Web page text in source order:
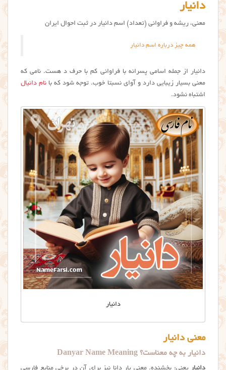
دانیار
معنی، ریشه و فراوانی (تعداد) اسم دانیار در ثبت احوال ایران
همه چیز درباره اسم دانیار
دانیار از جمله اسامی پسرانه با فراوانی کم با حرف د هست. نامی که
معنی بسیار زیبایی دارد و آوای نسبتا خوب. توجه شود که با نام دانیال
اشتباه نشود.
دانیار
معنی دانیار
دانیار به چه معناست؟ Danyar Name Meaning
دانیار یعنی: بخشنده. معنی یار دانا نیز برای آن در برخی منابع فارسی